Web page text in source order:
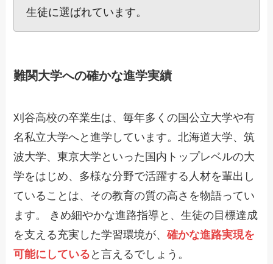
生徒に選ばれています。
難関大学への確かな進学実績
刈谷高校の卒業生は、毎年多くの国公立大学や有
名私立大学へと進学しています。北海道大学、筑
波大学、東京大学といった国内トップレベルの大
学をはじめ、多様な分野で活躍する人材を輩出し
ていることは、その教育の質の高さを物語ってい
ます。 きめ細やかな進路指導と、生徒の目標達成
を支える充実した学習環境が、確かな進路実現を
可能にしている と言えるでしょう。